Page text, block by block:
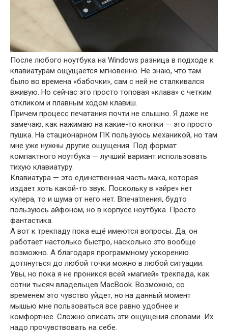
После любого ноутбука на Windows разница в подходе к
клавиатурам ощущается мгновенно. Не знаю, что там
было во времена «бабочки», сам с ней не сталкивался
вживую. Но сейчас это просто топовая «клава» с четким
откликом и плавным ходом клавиш.
Причем процесс печатания почти не слышно. Я даже не
замечаю, как нажимаю на какие-то кнопки — это просто
пушка. На стационарном ПК пользуюсь механикой, но там
мне уже нужны другие ощущения. Под формат
компактного ноутбука — лучший вариант использовать
тихую клавиатуру.
Клавиатура — это единственная часть мака, которая
издает хоть какой-то звук. Поскольку в «эйре» нет
кулера, то и шума от него нет. Впечатления, будто
пользуюсь айфоном, но в корпусе ноутбука. Просто
фантастика.
А вот к трекпаду пока ещё имеются вопросы. Да, он
работает настолько быстро, насколько это вообще
возможно. А благодаря программному ускорению
дотянуться до любой точки можно в любой ситуации.
Увы, но пока я не проникся всей «магией» трекпада, как
сотни тысяч владельцев MacBook. Возможно, со
временем это чувство уйдет, но на данный момент
мышью мне пользоваться все равно удобнее и
комфортнее. Сложно описать эти ощущения словами. Их
надо прочувствовать на себе.